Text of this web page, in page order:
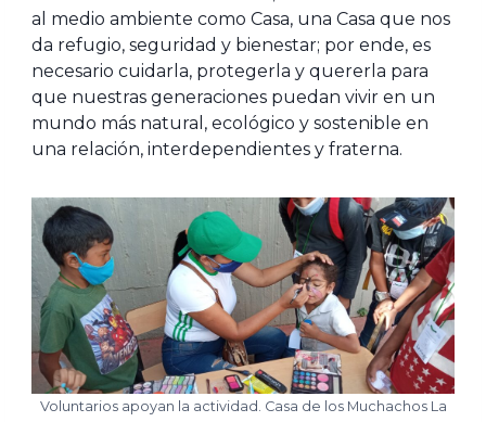
al medio ambiente como Casa, una Casa que nos
da refugio, seguridad y bienestar; por ende, es
necesario cuidarla, protegerla y quererla para
que nuestras generaciones puedan vivir en un
mundo más natural, ecológico y sostenible en
una relación, interdependientes y fraterna.
Voluntarios apoyan la actividad. Casa de los Muchachos La